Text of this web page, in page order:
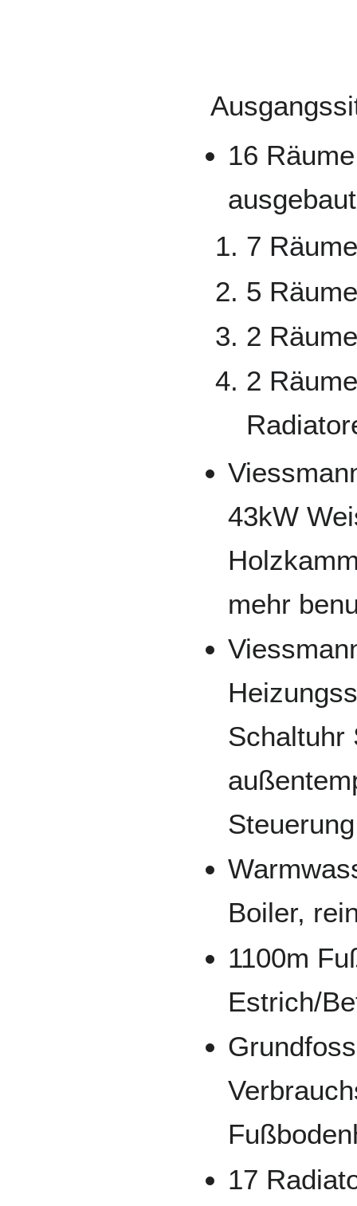
16
7
5
2
2
43kW
mehr
Schaltuhr
Boiler,
1100m
Estrich/
17